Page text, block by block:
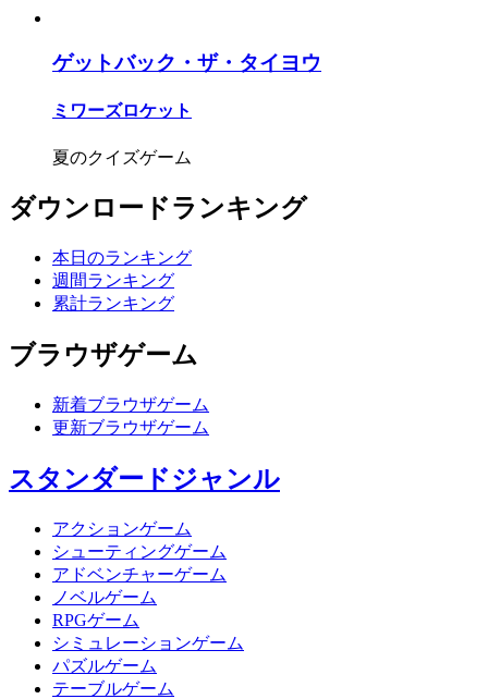
ゲットバック・ザ・タイヨウ
ミワーズロケット
夏のクイズゲーム
ダウンロードランキング
本日のランキング
週間ランキング
累計ランキング
ブラウザゲーム
新着ブラウザゲーム
更新ブラウザゲーム
スタンダードジャンル
アクションゲーム
シューティングゲーム
アドベンチャーゲーム
ノベルゲーム
RPGゲーム
シミュレーションゲーム
パズルゲーム
テーブルゲーム